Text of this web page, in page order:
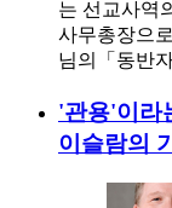
는 선교사역
사무총장으
님의「동반
'관용'이라
이슬람의